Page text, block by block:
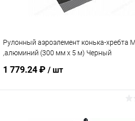
Рулонный аэроэлемент конька-хребта
,алюминий (300 мм х 5 м) Черный
1 779.24 ₽ / шт